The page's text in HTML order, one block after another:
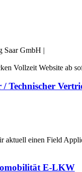
Saar GmbH |
Vollzeit Website ab
Technischer
aktuell einen Field
E-LKW